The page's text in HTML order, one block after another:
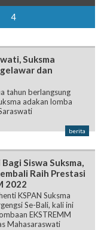
4
Suksma
dan
tahun berlangsung
adakan lomba
berita
Siswa Suksma,
Raih Prestasi
2022
KSPAN Suksma
Se-Bali, kali ini
EKSTREMM
Mahasaraswati